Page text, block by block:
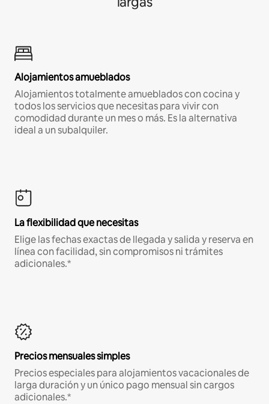
Alojamientos amueblados
Alojamientos totalmente amueblados con cocina y
todos los servicios que necesitas para vivir con
comodidad durante un mes o más. Es la alternativa
ideal a un subalquiler.
La flexibilidad que necesitas
Elige las fechas exactas de llegada y salida y reserva en
línea con facilidad, sin compromisos ni trámites
adicionales.*
Precios mensuales simples
Precios especiales para alojamientos vacacionales de
larga duración y un único pago mensual sin cargos
adicionales.*